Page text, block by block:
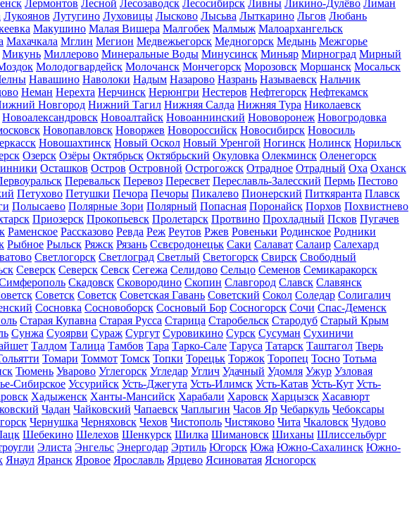
Лермонтов Лесной Лесозаводск Лесосибирск Ливны Ликино-Дулёво Лиман
Лукоянов Лутугино Луховицы Лысково Лысьва Лыткарино Льгов Любань
Макушино Малая Вишера Малгобек Малмыж Малоархангельск
Махачкала Мглин Мегион Медвежьегорск Медногорск Медынь Межгорье
Микунь Миллерово Минеральные Воды Минусинск Миньяр Мирноград Мирный
Молодогвардейск Молочанск Мончегорск Морозовск Моршанск Мосальск
Навашино Наволоки Надым Назарово Назрань Называевск Нальчик
Неман Нерехта Нерчинск Нерюнгри Нестеров Нефтегорск Нефтекамск
Новгород Нижний Тагил Нижняя Салда Нижняя Тура Николаевск
Новоалександровск Новоалтайск Новоаннинский Нововоронеж Новогродовка
Новопавловск Новоржев Новороссийск Новосибирск Новосиль
Новошахтинск Новый Оскол Новый Уренгой Ногинск Нолинск Норильск
Озерск Озёры Октябрьск Октябрьский Окуловка Олекминск Оленегорск
Осташков Остров Островной Острогожск Отрадное Отрадный Оха Оханск
Перевальск Перевоз Пересвет Переславль-Залесский Пермь Пестово
Петухово Петушки Печора Печоры Пикалево Пионерский Питкяранта Плавск
Полысаево Полярные Зори Полярный Попасная Поронайск Порхов Похвистнево
Приозерск Прокопьевск Пролетарск Протвино Прохладный Псков Пугачев
Раменское Рассказово Ревда Реж Реутов Ржев Ровеньки Родинское Родники
Рыбное Рыльск Ряжск Рязань Сєвєродонецьк Саки Салават Салаир Салехард
Светлогорск Светлоград Светлый Светогорск Свирск Свободный
Северск Северск Севск Сегежа Селидово Сельцо Семенов Семикаракорск
Скадовск Сковородино Скопин Славгород Славск Славянск
Советск Советск Советская Гавань Советский Сокол Соледар Солигалич
Сосновка Сосновоборск Сосновый Бор Сосногорск Сочи Спас-Деменск
Старая Купавна Старая Русса Старица Старобельск Стародуб Старый Крым
Сунжа Суоярви Сураж Сургут Суровикино Сурск Сусуман Сухиничи
Талдом Талица Тамбов Тара Тарко-Сале Таруса Татарск Таштагол Тверь
Томари Томмот Томск Топки Торецьк Торжок Торопец Тосно Тотьма
Тюмень Уварово Углегорск Угледар Углич Удачный Удомля Ужур Узловая
Сибирское Уссурийск Усть-Джегута Усть-Илимск Усть-Катав Усть-Кут Усть-
Хадыженск Ханты-Мансийск Харабали Харовск Харцызск Хасавюрт
Чадан Чайковский Чапаевск Чаплыгин Часов Яр Чебаркуль Чебоксары
Чернушка Черняховск Чехов Чистополь Чистяково Чита Чкаловск Чудово
Шебекино Шелехов Шенкурск Шилка Шимановск Шиханы Шлиссельбург
Элиста Энгельс Энергодар Эртиль Югорск Южа Южно-Сахалинск Южно-
Янаул Яранск Яровое Ярославль Ярцево Ясиноватая Ясногорск